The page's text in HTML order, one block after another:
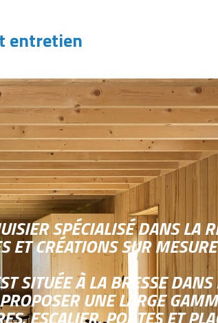
entretien
SPÉCIALISÉ DANS LA
ET CRÉATIONS SUR
SITUÉE À LA BRESSE
UNE LARGE